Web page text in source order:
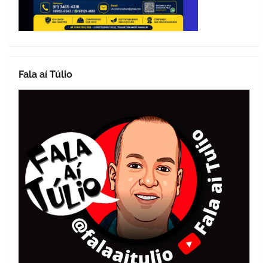
Fala aí Túlio